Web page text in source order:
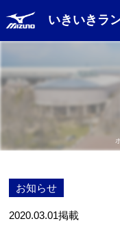
いきいきラ
お知らせ
2020.03.01掲載